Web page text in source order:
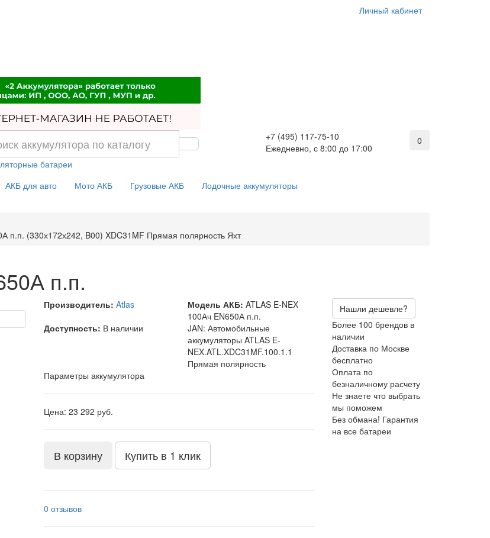
Личный кабинет
+7 (495) 117-75-10
Ежедневно, с 8:00 до 17:00
0
батареи
АКБ для авто Мото АКБ Грузовые АКБ Лодочные аккумуляторы
п.п. (330х172х242, B00) XDC31MF Прямая полярность Яхт
п.п.
Производитель: Atlas Модель АКБ: ATLAS E-NEX
100Ач EN650А п.п.
Доступность: В наличии
JAN: Автомобильные
аккумуляторы ATLAS E-
NEX.ATL.XDC31MF.100.1.1
Прямая полярность
Параметры аккумулятора
Цена: 23 292 руб.
В корзину Купить в 1 клик
0 отзывов
Нашли дешевле?
Более 100 брендов в
наличии
Доставка по Москве
бесплатно
Оплата по
безналичному расчету
Не знаете что выбрать
мы поможем
Без обмана! Гарантия
на все батареи